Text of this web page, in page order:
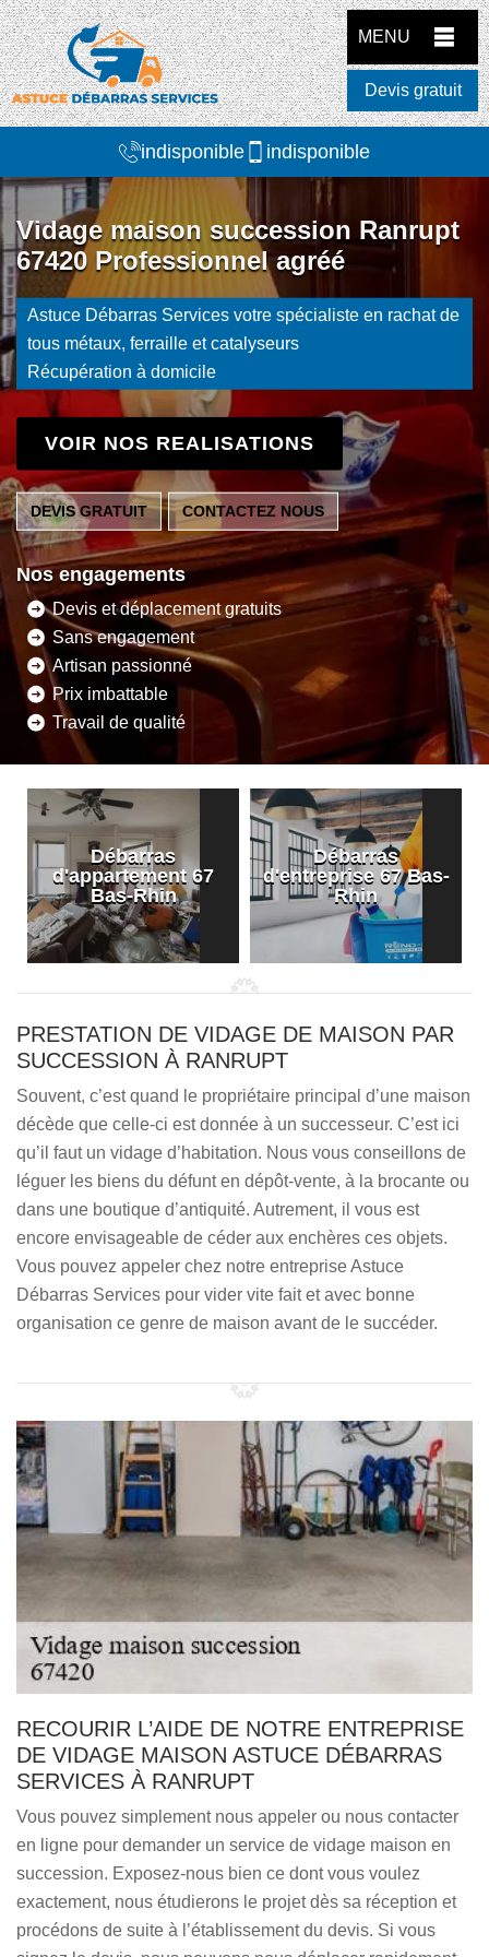
MENU
Devis gratuit
indisponible indisponible
Vidage maison succession Ranrupt
67420 Professionnel agréé
Astuce Débarras Services votre spécialiste en rachat de
tous métaux, ferraille et catalyseurs
Récupération à domicile
VOIR NOS REALISATIONS
DEVIS GRATUIT CONTACTEZ NOUS
Nos engagements
Devis et déplacement gratuits
Sans engagement
Artisan passionné
Prix imbattable
Travail de qualité
Débarras
d'appartement 67
Bas-Rhin
Débarras
d'entreprise 67 Bas-
Rhin
PRESTATION DE VIDAGE DE MAISON PAR
SUCCESSION À RANRUPT
Souvent, c’est quand le propriétaire principal d’une maison
décède que celle-ci est donnée à un successeur. C’est ici
qu’il faut un vidage d’habitation. Nous vous conseillons de
léguer les biens du défunt en dépôt-vente, à la brocante ou
dans une boutique d’antiquité. Autrement, il vous est
encore envisageable de céder aux enchères ces objets.
Vous pouvez appeler chez notre entreprise Astuce
Débarras Services pour vider vite fait et avec bonne
organisation ce genre de maison avant de le succéder.
RECOURIR L’AIDE DE NOTRE ENTREPRISE
DE VIDAGE MAISON ASTUCE DÉBARRAS
SERVICES À RANRUPT
Vous pouvez simplement nous appeler ou nous contacter
en ligne pour demander un service de vidage maison en
succession. Exposez-nous bien ce dont vous voulez
exactement, nous étudierons le projet dès sa réception et
procédons de suite à l’établissement du devis. Si vous